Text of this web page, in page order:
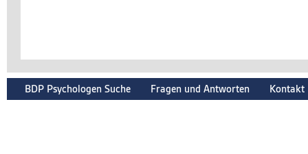
BDP Psychologen Suche Fragen und Antworten Kontakt